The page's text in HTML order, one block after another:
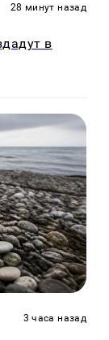
28 минут назад
в
3 часа назад